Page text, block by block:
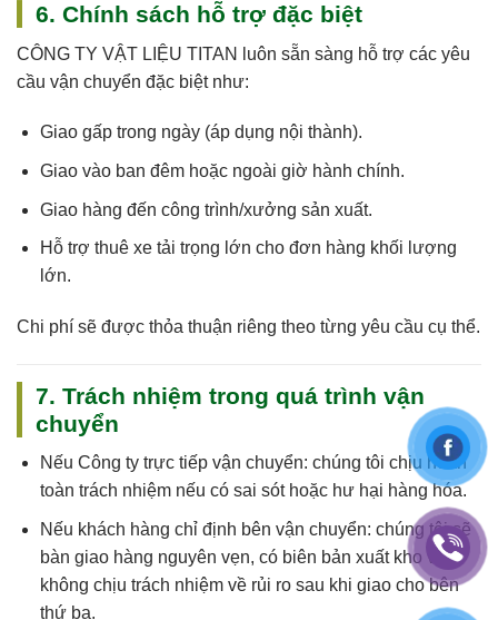
6. Chính sách hỗ trợ đặc biệt
CÔNG TY VẬT LIỆU TITAN
luôn sẵn sàng hỗ trợ các yêu
cầu vận chuyển đặc biệt như:
Giao gấp trong ngày (áp dụng nội thành).
Giao vào ban đêm hoặc ngoài giờ hành chính.
Giao hàng đến công trình/xưởng sản xuất.
Hỗ trợ thuê xe tải trọng lớn cho đơn hàng khối lượng
lớn.
Chi phí sẽ được thỏa thuận riêng theo từng yêu cầu cụ thể.
7. Trách nhiệm trong quá trình vận
chuyển
Nếu Công ty trực tiếp vận chuyển: chúng tôi chịu hoàn
toàn trách nhiệmnếu có sai sót hoặc hư hại hàng hóa.
Nếu khách hàng chỉ định bên vận chuyển: chúng tôi sẽ
bàn giao hàng nguyên vẹn, có biên bản xuất kho và
không chịu trách nhiệm về rủi ro sau khi giao cho bên
thứ ba.